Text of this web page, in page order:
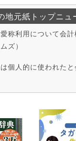
地元紙トップニュ
称利用について会
ズ）
個人的に使われた